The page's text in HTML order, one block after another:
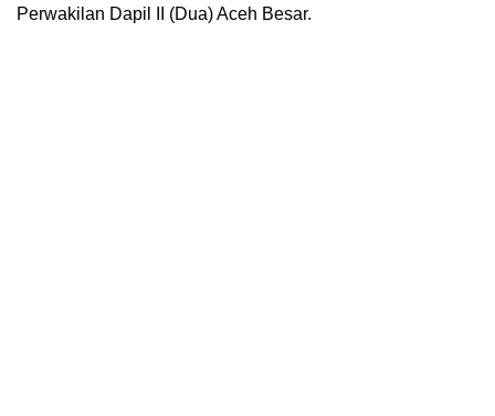
Perwakilan Dapil II (Dua) Aceh Besar.